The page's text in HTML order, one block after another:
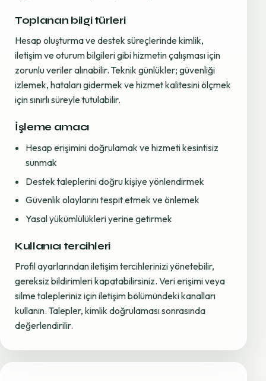
Toplanan bilgi türleri
Hesap oluşturma ve destek süreçlerinde kimlik,
iletişim ve oturum bilgileri gibi hizmetin çalışması için
zorunlu veriler alınabilir. Teknik günlükler; güvenliği
izlemek, hataları gidermek ve hizmet kalitesini ölçmek
için sınırlı süreyle tutulabilir.
İşleme amacı
Hesap erişimini doğrulamak ve hizmeti kesintisiz
sunmak
Destek taleplerini doğru kişiye yönlendirmek
Güvenlik olaylarını tespit etmek ve önlemek
Yasal yükümlülükleri yerine getirmek
Kullanıcı tercihleri
Profil ayarlarından iletişim tercihlerinizi yönetebilir,
gereksiz bildirimleri kapatabilirsiniz. Veri erişimi veya
silme talepleriniz için iletişim bölümündeki kanalları
kullanın. Talepler, kimlik doğrulaması sonrasında
değerlendirilir.